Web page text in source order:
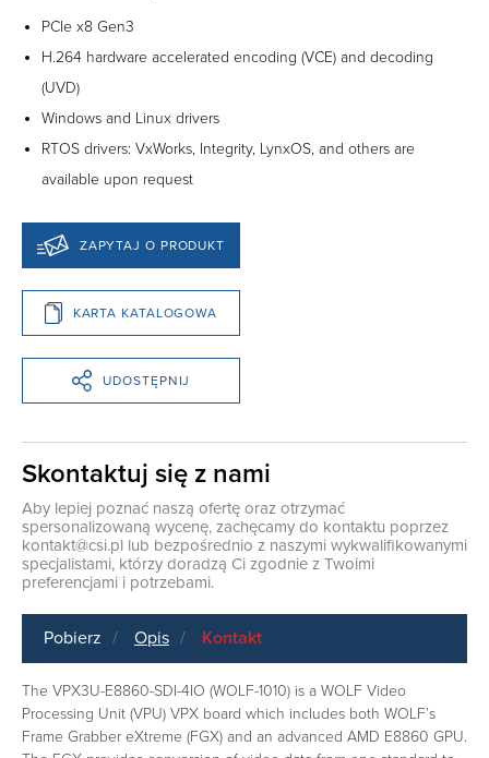
PCIe x8 Gen3
H.264 hardware accelerated encoding (VCE) and decoding
(UVD)
Windows and Linux drivers
RTOS drivers: VxWorks, Integrity, LynxOS, and others are
available upon request
ZAPYTAJ O PRODUKT
KARTA KATALOGOWA
UDOSTĘPNIJ
Skontaktuj się z nami
Aby lepiej poznać naszą ofertę oraz otrzymać
spersonalizowaną wycenę, zachęcamy do kontaktu poprzez
kontakt@csi.pl lub bezpośrednio z naszymi wykwalifikowanymi
specjalistami, którzy doradzą Ci zgodnie z Twoimi
preferencjami i potrzebami.
Pobierz Opis Kontakt
The VPX3U-E8860-SDI-4IO (WOLF-1010) is a WOLF Video
Processing Unit (VPU) VPX board which includes both WOLF’s
Frame Grabber eXtreme (FGX) and an advanced AMD E8860 GPU.